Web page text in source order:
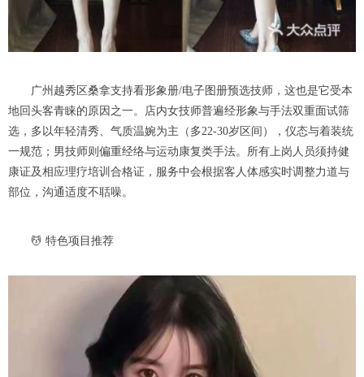
广州越秀区桑拿支持看形象册/电子图册预选技师，这也是它受本
地回头客青睐的原因之一。店内女技师普遍经形象与手法双重面试筛
选，多以年轻清秀、气质温婉为主（多22-30岁区间），仪态与着装统
一规范；男技师则偏重经络与运动康复类手法。所有上岗人员须持健
康证及相应理疗培训合格证，服务中会根据客人体感实时调整力道与
部位，沟通适度不聒噪。
💆 特色项目推荐